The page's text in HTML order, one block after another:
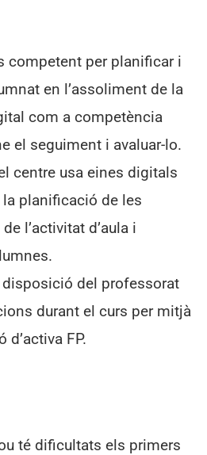
competent per planificar i
en l’assoliment de la
com a competència
el seguiment i avaluar-lo.
centre usa eines digitals
planificació de les
l’activitat d’aula i
disposició del professorat
durant el curs per mitjà
d’activa FP.
té dificultats els primers